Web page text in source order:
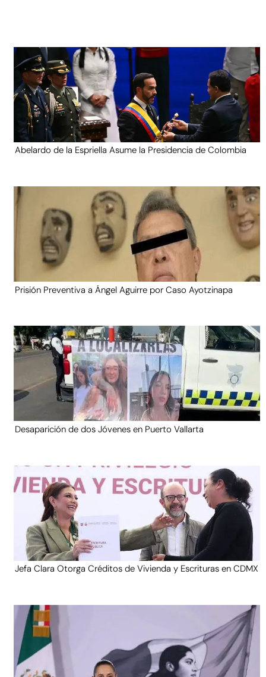
Abelardo de la Espriella Asume la Presidencia de Colombia
Prisión Preventiva a Ángel Aguirre por Caso Ayotzinapa
Desaparición de dos Jóvenes en Puerto Vallarta
Jefa Clara Otorga Créditos de Vivienda y Escrituras en CDMX